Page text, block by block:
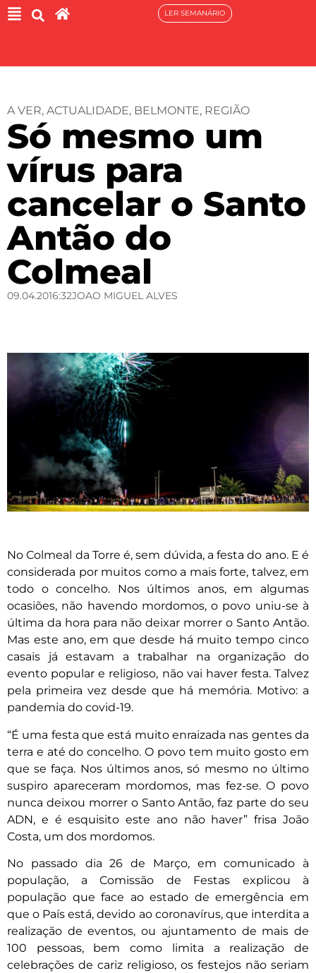
LER SEMANÁRIO
A VER, ACTUALIDADE, BELMONTE, REGIÃO
Só mesmo um
vírus para
cancelar o Santo
Antão do
Colmeal
09.04.2016:32JOAO MIGUEL ALVES
No Colmeal da Torre é, sem dúvida, a festa do ano. E é
considerada por muitos como a mais forte, talvez, em
todo o concelho. Nos últimos anos, em algumas
ocasiões, não havendo mordomos, o povo uniu-se à
última da hora para não deixar morrer o Santo Antão.
Mas este ano, em que desde há muito tempo cinco
casais já estavam a trabalhar na organização do
evento popular e religioso, não vai haver festa. Talvez
pela primeira vez desde que há memória. Motivo: a
pandemia do covid-19.
“É uma festa que está muito enraizada nas gentes da
terra e até do concelho. O povo tem muito gosto em
que se faça. Nos últimos anos, só mesmo no último
suspiro apareceram mordomos, mas fez-se. O povo
nunca deixou morrer o Santo Antão, faz parte do seu
ADN, e é esquisito este ano não haver” frisa João
Costa, um dos mordomos.
No passado dia 26 de Março, em comunicado à
população, a Comissão de Festas explicou à
população que face ao estado de emergência em
que o País está, devido ao coronavírus, que interdita a
realização de eventos, ou ajuntamento de mais de
100 pessoas, bem como limita a realização de
celebrações de cariz religioso, os festejos não seriam